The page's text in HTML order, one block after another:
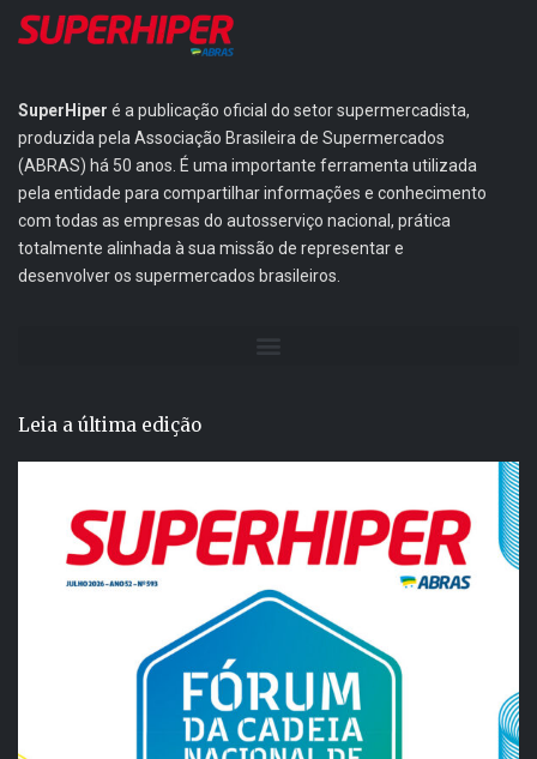
SuperHiper é a publicação oficial do setor supermercadista,
produzida pela Associação Brasileira de Supermercados
(ABRAS) há 50 anos. É uma importante ferramenta utilizada
pela entidade para compartilhar informações e conhecimento
com todas as empresas do autosserviço nacional, prática
totalmente alinhada à sua missão de representar e
desenvolver os supermercados brasileiros.
Leia a última edição